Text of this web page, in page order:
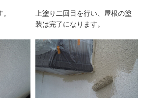
上塗り二回目を行い、屋根の塗
装は完了になります。